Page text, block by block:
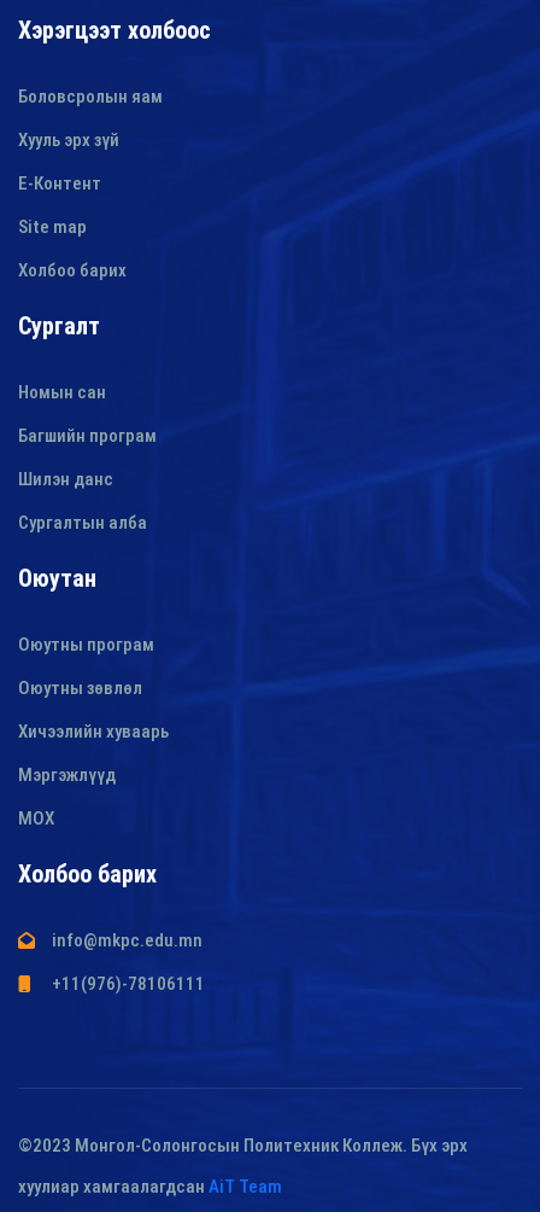
Хэрэгцээт холбоос
Боловсролын яам
Хууль эрх зүй
E-Контент
Site map
Холбоо барих
Сургалт
Номын сан
Багшийн програм
Шилэн данс
Сургалтын алба
Оюутан
Оюутны програм
Оюутны зөвлөл
Хичээлийн хуваарь
Мэргэжлүүд
МОХ
Холбоо барих
info@mkpc.edu.mn
+11(976)-78106111
©2023 Монгол-Солонгосын Политехник Коллеж. Бүх эрх
хуулиар хамгаалагдсан AiT Team